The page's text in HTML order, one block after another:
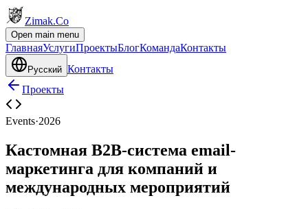
Zimak.Co
Open main menu
ГлавнаяУслугиПроектыБлогКомандаКонтакты
Русский Контакты
Проекты
Events·2026
Кастомная B2B-система email-
маркетинга для компаний и
международных мероприятий